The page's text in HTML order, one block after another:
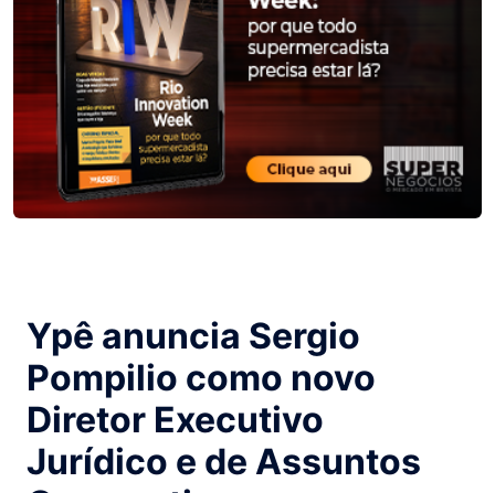
Ypê anuncia Sergio
Pompilio como novo
Diretor Executivo
Jurídico e de Assuntos